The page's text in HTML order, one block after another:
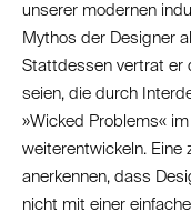
unserer modernen
Mythos der Designer
Stattdessen vertrat er
seien, die durch
»Wicked Problems«
weiterentwickeln.
anerkennen, dass
nicht mit einer